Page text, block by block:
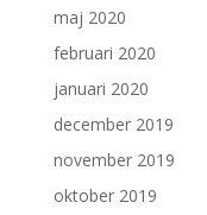
maj 2020
februari 2020
januari 2020
december 2019
november 2019
oktober 2019